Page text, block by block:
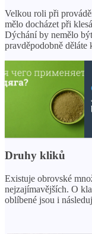
Velkou roli při
mělo docházet při
Dýchání by nemělo
pravděpodobně
Druhy kliků
Existuje obrovské
nejzajímavějších. O
oblíbené jsou i